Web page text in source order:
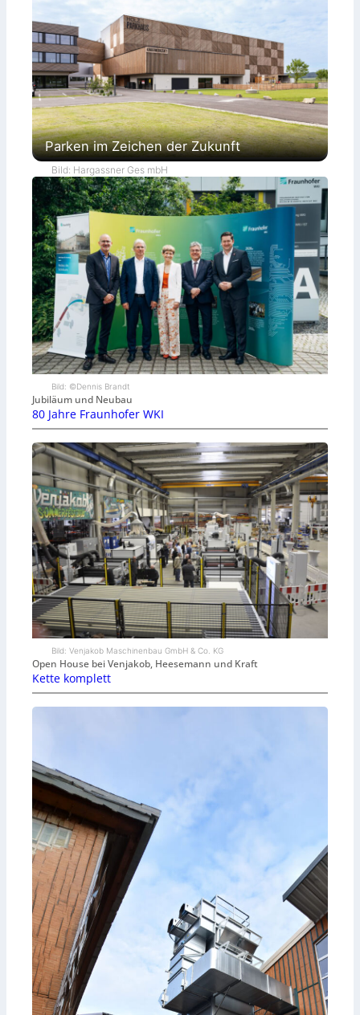
Parken im Zeichen der Zukunft
Bild: Hargassner Ges mbH
Bild: ©Dennis Brandt
Jubiläum und Neubau
80 Jahre Fraunhofer WKI
Bild: Venjakob Maschinenbau GmbH & Co. KG
Open House bei Venjakob, Heesemann und Kraft
Kette komplett